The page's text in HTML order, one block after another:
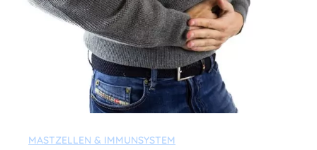
MASTZELLEN & IMMUNSYSTEM